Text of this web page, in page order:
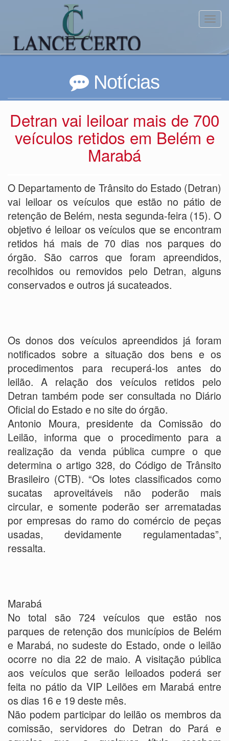
Notícias
Detran vai leiloar mais de 700
veículos retidos em Belém e
Marabá
O Departamento de Trânsito do Estado (Detran)
vai leiloar os veículos que estão no pátio de
retenção de Belém, nesta segunda-feira (15). O
objetivo é leiloar os veículos que se encontram
retidos há mais de 70 dias nos parques do
órgão. São carros que foram apreendidos,
recolhidos ou removidos pelo Detran, alguns
conservados e outros já sucateados.
Os donos dos veículos apreendidos já foram
notificados sobre a situação dos bens e os
procedimentos para recuperá-los antes do
leilão. A relação dos veículos retidos pelo
Detran também pode ser consultada no Diário
Oficial do Estado e no site do órgão.
Antonio Moura, presidente da Comissão do
Leilão, informa que o procedimento para a
realização da venda pública cumpre o que
determina o artigo 328, do Código de Trânsito
Brasileiro (CTB). “Os lotes classificados como
sucatas aproveitáveis não poderão mais
circular, e somente poderão ser arrematadas
por empresas do ramo do comércio de peças
usadas, devidamente regulamentadas”,
ressalta.
Marabá
No total são 724 veículos que estão nos
parques de retenção dos municípios de Belém
e Marabá, no sudeste do Estado, onde o leilão
ocorre no dia 22 de maio. A visitação pública
aos veículos que serão leiloados poderá ser
feita no pátio da VIP Leilões em Marabá entre
os dias 16 e 19 deste mês.
Não podem participar do leilão os membros da
comissão, servidores do Detran do Pará e